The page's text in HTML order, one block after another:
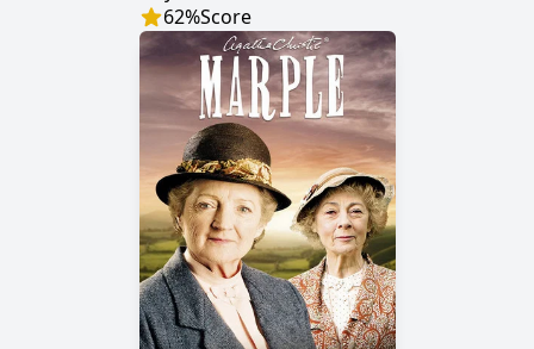
62%Score